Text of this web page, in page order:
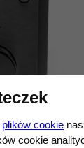
plików cookie
cookie